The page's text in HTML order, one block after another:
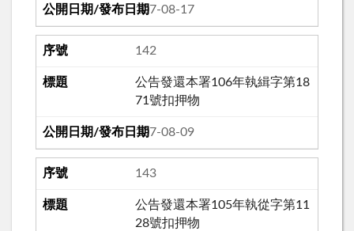
107-08-17
142
公告發還本署106年執緝字第18
71號扣押物
107-08-09
143
公告發還本署105年執從字第11
28號扣押物